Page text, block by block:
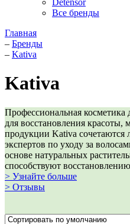
Detensor
Все бренды
Главная
– Бренды
– Kativa
Kativa
Профессиональная косметика
для восстановления красоты,
продукции Kativa сочетаются
экспертов по уходу за
основе натуральных
способствуют
> Узнайте больше
> Отзывы